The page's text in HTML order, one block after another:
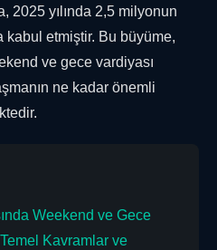
2025 yılında 2,5 milyonun
kabul etmiştir. Bu büyüme,
ve gece vardiyası
ne kadar önemli
Weekend ve Gece
Kavramlar ve